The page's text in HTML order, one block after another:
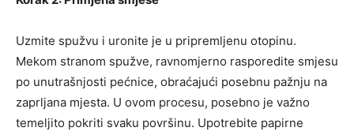
Uzmite spužvu i uronite je u pripremljenu otopinu.
Mekom stranom spužve, ravnomjerno rasporedite smjesu
po unutrašnjosti pećnice, obraćajući posebnu pažnju na
zaprljana mjesta. U ovom procesu, posebno je važno
temeljito pokriti svaku površinu. Upotrebite papirne